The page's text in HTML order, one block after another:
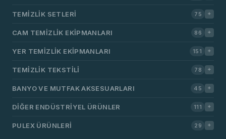
TEMIZLIK SETLERI 75
CAM TEMIZLIK EKIPMANLARI 86
YER TEMIZLIK EKIPMANLARI 151
TEMIZLIK TEKSTILI 78
BANYO VE MUTFAK AKSESUARLARI 45
DIĞER ENDÜSTRIYEL ÜRÜNLER 111
PULEX ÜRÜNLERI 29